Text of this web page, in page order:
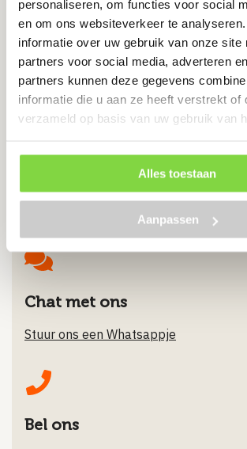
personaliseren, om functies voor social
en om ons websiteverkeer te
informatie over uw gebruik van onze site
partners voor social media, adverteren
partners kunnen deze gegevens
informatie die u aan ze heeft verstrekt of
verzameld op basis van uw gebruik van
Alles toestaan
Aanpassen
verzinkt
Levertijd: 7
Inclusief zeskant moer
€0.89
Chat met ons
Stuur ons een Whatsappje
Bel ons